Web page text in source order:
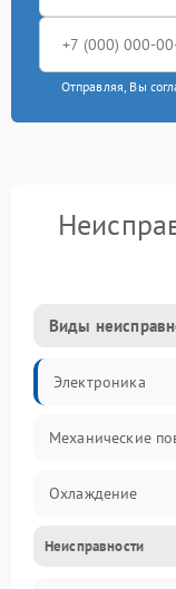
Отправляя, Вы
Виды
Электроника
Механические
Охлаждение
Механика
Неисправности